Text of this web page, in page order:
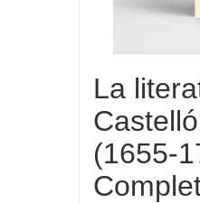
La
(1655-